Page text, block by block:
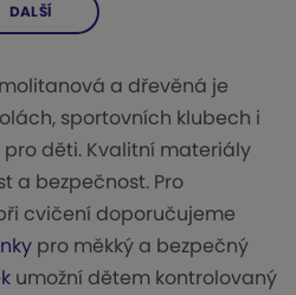
DALŠÍ
a dřevěná je
sportovních klubech i
děti. Kvalitní materiály
a bezpečnost. Pro
cvičení doporučujeme
pro měkký a bezpečný
umožní dětem kontrolovaný